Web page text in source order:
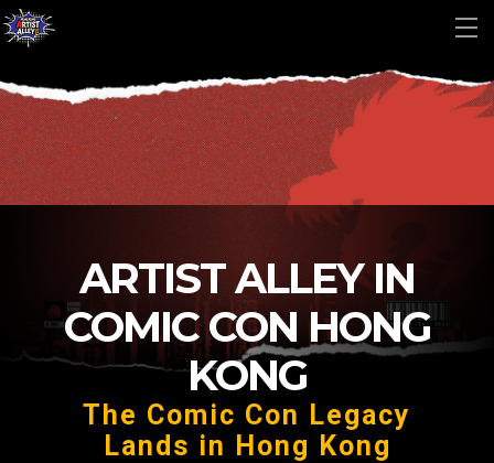
ARTIST ALLEY IN
COMIC CON HONG
KONG
The Comic Con Legacy
Lands in Hong Kong